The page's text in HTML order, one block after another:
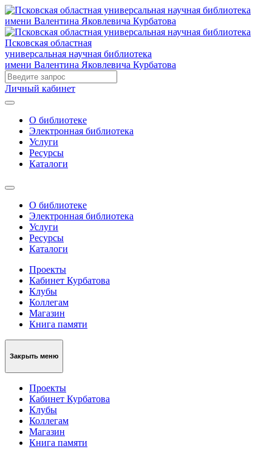
Псковская областная
универсальная научная библиотека
имени Валентина Яковлевича Курбатова
Личный кабинет
О библиотеке
Электронная библиотека
Услуги
Ресурсы
Каталоги
О библиотеке
Электронная библиотека
Услуги
Ресурсы
Каталоги
Проекты
Кабинет Курбатова
Клубы
Коллегам
Магазин
Книга памяти
Закрыть меню
Проекты
Кабинет Курбатова
Клубы
Коллегам
Магазин
Книга памяти